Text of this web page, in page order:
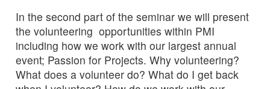
In the second part of the seminar we will present
the volunteering opportunities within PMI
including how we work with our largest annual
event; Passion for Projects. Why volunteering?
What does a volunteer do? What do I get back